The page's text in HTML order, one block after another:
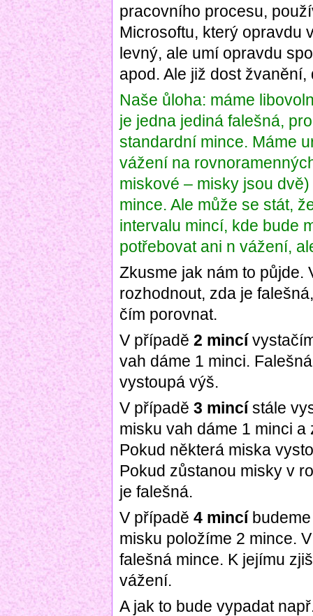
pracovního procesu,
Microsoftu, který opravdu
levný, ale umí opravdu
apod. Ale již dost
Naše ůloha: máme
je jedna jediná falešná,
standardní mince. Máme
vážení na
miskové – misky jsou
mince. Ale může se stát,
intervalu mincí, kde bude
potřebovat ani n vážení,
Zkusme jak nám to půjde.
rozhodnout, zda je
čím porovnat.
V případě 2 mincí
vah dáme 1 minci.
vystoupá výš.
V případě 3 mincístále
misku vah dáme 1 minci
Pokud některá miska
Pokud zůstanou misky v
je falešná.
V případě 4 mincíbudeme
misku položíme 2 mince.
falešná mince. K jejímu
vážení.
A jak to bude vypadat